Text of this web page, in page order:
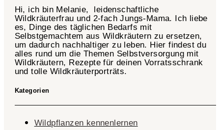
Hi, ich bin Melanie, leidenschaftliche
Wildkräuterfrau und 2-fachJungs-Mama. Ich liebe
es, Dinge des täglichen Bedarfs mit
Selbstgemachtem aus Wildkräutern zu ersetzen,
um dadurch nachhaltiger zu leben. Hier findest du
alles rund um die Themen Selbstversorgung mit
Wildkräutern, Rezepte für deinen Vorratsschrank
und tolle Wildkräuterporträts.
Kategorien
Wildpflanzen kennenlernen